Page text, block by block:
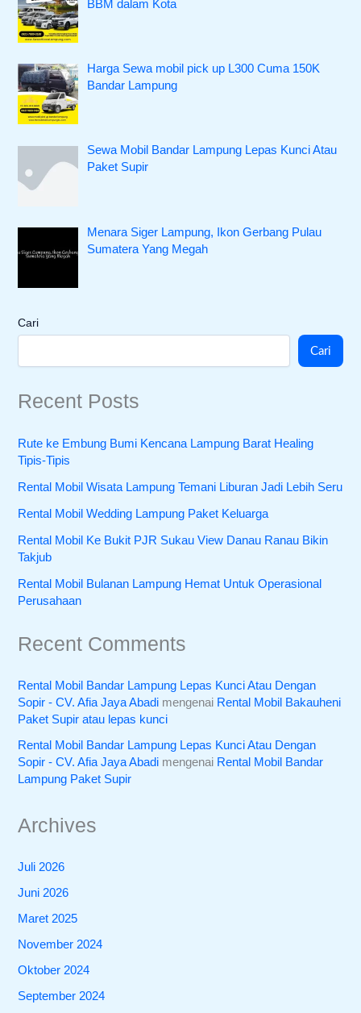
BBM dalam Kota
Harga Sewa mobil pick up L300 Cuma 150K
Bandar Lampung
Sewa Mobil Bandar Lampung Lepas Kunci Atau
Paket Supir
Menara Siger Lampung, Ikon Gerbang Pulau
Sumatera Yang Megah
Cari
Cari
Recent Posts
Rute ke Embung Bumi Kencana Lampung Barat Healing
Tipis-Tipis
Rental Mobil Wisata Lampung Temani Liburan Jadi Lebih Seru
Rental Mobil Wedding Lampung Paket Keluarga
Rental Mobil Ke Bukit PJR Sukau View Danau Ranau Bikin
Takjub
Rental Mobil Bulanan Lampung Hemat Untuk Operasional
Perusahaan
Recent Comments
Rental Mobil Bandar Lampung Lepas Kunci Atau Dengan
Sopir - CV. Afia Jaya Abadi mengenai Rental Mobil Bakauheni
Paket Supir atau lepas kunci
Rental Mobil Bandar Lampung Lepas Kunci Atau Dengan
Sopir - CV. Afia Jaya Abadi mengenai Rental Mobil Bandar
Lampung Paket Supir
Archives
Juli 2026
Juni 2026
Maret 2025
November 2024
Oktober 2024
September 2024